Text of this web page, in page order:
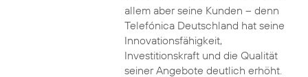
allem aber seine Kunden – denn
Telefónica Deutschland hat seine
Innovationsfähigkeit,
Investitionskraft und die Qualität
seiner Angebote deutlich erhöht.